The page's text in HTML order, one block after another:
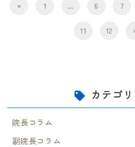
« 1 … 6 7
11 12
カテゴ
院長コラム
副院長コラム